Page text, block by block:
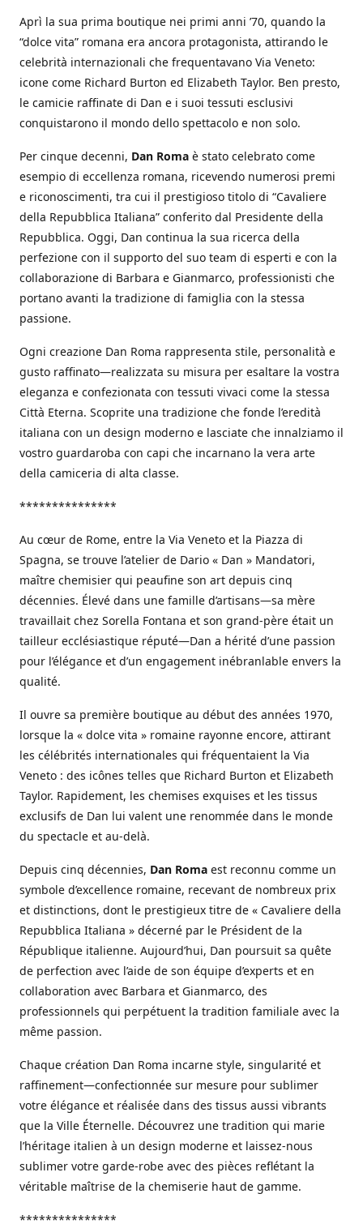
Aprì la sua prima boutique nei primi anni ’70, quando la
“dolce vita” romana era ancora protagonista, attirando le
celebrità internazionali che frequentavano Via Veneto:
icone come Richard Burton ed Elizabeth Taylor. Ben presto,
le camicie raffinate di Dan e i suoi tessuti esclusivi
conquistarono il mondo dello spettacolo e non solo.
Per cinque decenni, Dan Roma è stato celebrato come
esempio di eccellenza romana, ricevendo numerosi premi
e riconoscimenti, tra cui il prestigioso titolo di “Cavaliere
della Repubblica Italiana” conferito dal Presidente della
Repubblica. Oggi, Dan continua la sua ricerca della
perfezione con il supporto del suo team di esperti e con la
collaborazione di Barbara e Gianmarco, professionisti che
portano avanti la tradizione di famiglia con la stessa
passione.
Ogni creazione Dan Roma rappresenta stile, personalità e
gusto raffinato—realizzata su misura per esaltare la vostra
eleganza e confezionata con tessuti vivaci come la stessa
Città Eterna. Scoprite una tradizione che fonde l’eredità
italiana con un design moderno e lasciate che innalziamo il
vostro guardaroba con capi che incarnano la vera arte
della camiceria di alta classe.
***************
Au cœur de Rome, entre la Via Veneto et la Piazza di
Spagna, se trouve l’atelier de Dario « Dan » Mandatori,
maître chemisier qui peaufine son art depuis cinq
décennies. Élevé dans une famille d’artisans—sa mère
travaillait chez Sorella Fontana et son grand-père était un
tailleur ecclésiastique réputé—Dan a hérité d’une passion
pour l’élégance et d’un engagement inébranlable envers la
qualité.
Il ouvre sa première boutique au début des années 1970,
lorsque la « dolce vita » romaine rayonne encore, attirant
les célébrités internationales qui fréquentaient la Via
Veneto : des icônes telles que Richard Burton et Elizabeth
Taylor. Rapidement, les chemises exquises et les tissus
exclusifs de Dan lui valent une renommée dans le monde
du spectacle et au-delà.
Depuis cinq décennies, Dan Roma est reconnu comme un
symbole d’excellence romaine, recevant de nombreux prix
et distinctions, dont le prestigieux titre de « Cavaliere della
Repubblica Italiana » décerné par le Président de la
République italienne. Aujourd’hui, Dan poursuit sa quête
de perfection avec l’aide de son équipe d’experts et en
collaboration avec Barbara et Gianmarco, des
professionnels qui perpétuent la tradition familiale avec la
même passion.
Chaque création Dan Roma incarne style, singularité et
raffinement—confectionnée sur mesure pour sublimer
votre élégance et réalisée dans des tissus aussi vibrants
que la Ville Éternelle. Découvrez une tradition qui marie
l’héritage italien à un design moderne et laissez-nous
sublimer votre garde-robe avec des pièces reflétant la
véritable maîtrise de la chemiserie haut de gamme.
***************